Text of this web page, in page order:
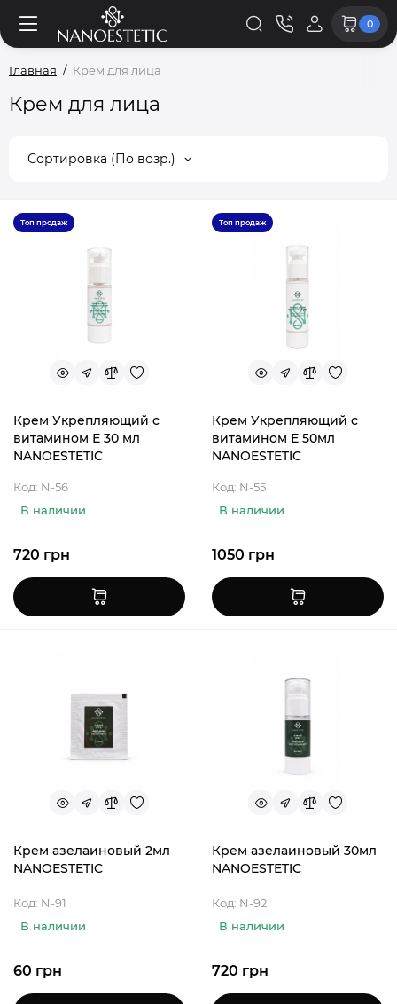
0
Главная Крем для лица
Крем для лица
Сортировка (По возр.)
Топ продаж
Крем Укрепляющий c
витамином Е 30 мл
NANOESTETIC
Код: N-56
В наличии
720 грн
Топ продаж
Крем Укрепляющий c
витамином Е 50мл
NANOESTETIC
Код: N-55
В наличии
1050 грн
Крем азелаиновый 2мл
NANOESTETIC
Код: N-91
В наличии
60 грн
Крем азелаиновый 30мл
NANOESTETIC
Код: N-92
В наличии
720 грн